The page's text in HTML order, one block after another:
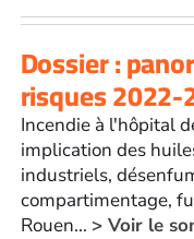
Dossier :
risques
Incendie à l'hôpital
implication des
industriels,
compartimentage,
Rouen... > Voir le